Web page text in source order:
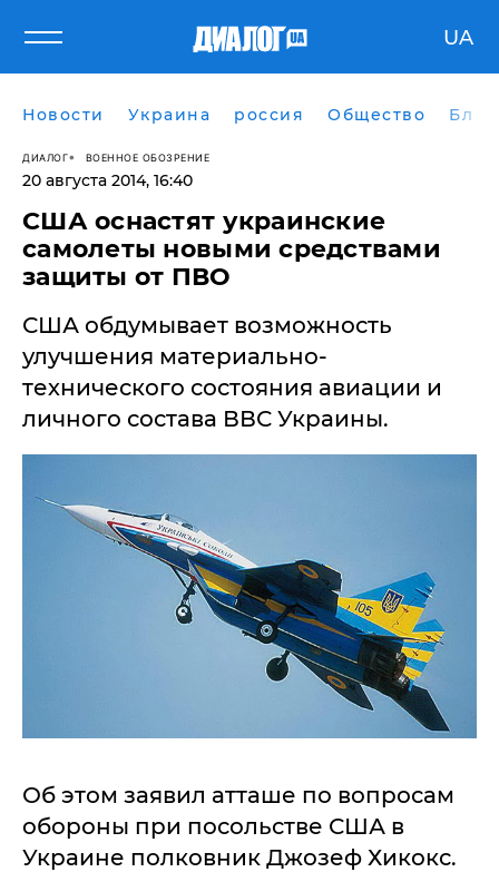
UA
Новости Украина россия Общество
ДИАЛОГ ВОЕННОЕ ОБОЗРЕНИЕ
20 августа 2014, 16:40
США оснастят украинские
самолеты новыми средствами
защиты от ПВО
США обдумывает возможность
улучшения материально-
технического состояния авиации и
личного состава ВВС Украины.
Об этом заявил атташе по вопросам
обороны при посольстве США в
Украине полковник Джозеф Хикокс.